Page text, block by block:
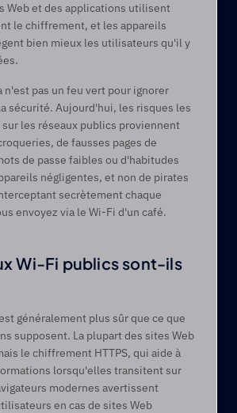
Web et des applications utilisent
le chiffrement, et les appareils
bien mieux les utilisateurs qu'il y
n'est pas un feu vert pour ignorer
sécurité. Aujourd'hui, les risques les
les réseaux publics proviennent
de fausses pages de
de passe faibles ou d'habitudes
négligentes, et non de pirates
secrètement chaque
envoyez via le Wi-Fi d'un café.
Wi-Fi publics sont-ils
généralement plus sûr que ce que
supposent. La plupart des sites Web
le chiffrement HTTPS, qui aide à
lorsqu'elles transitent sur
modernes avertissent
en cas de sites Web